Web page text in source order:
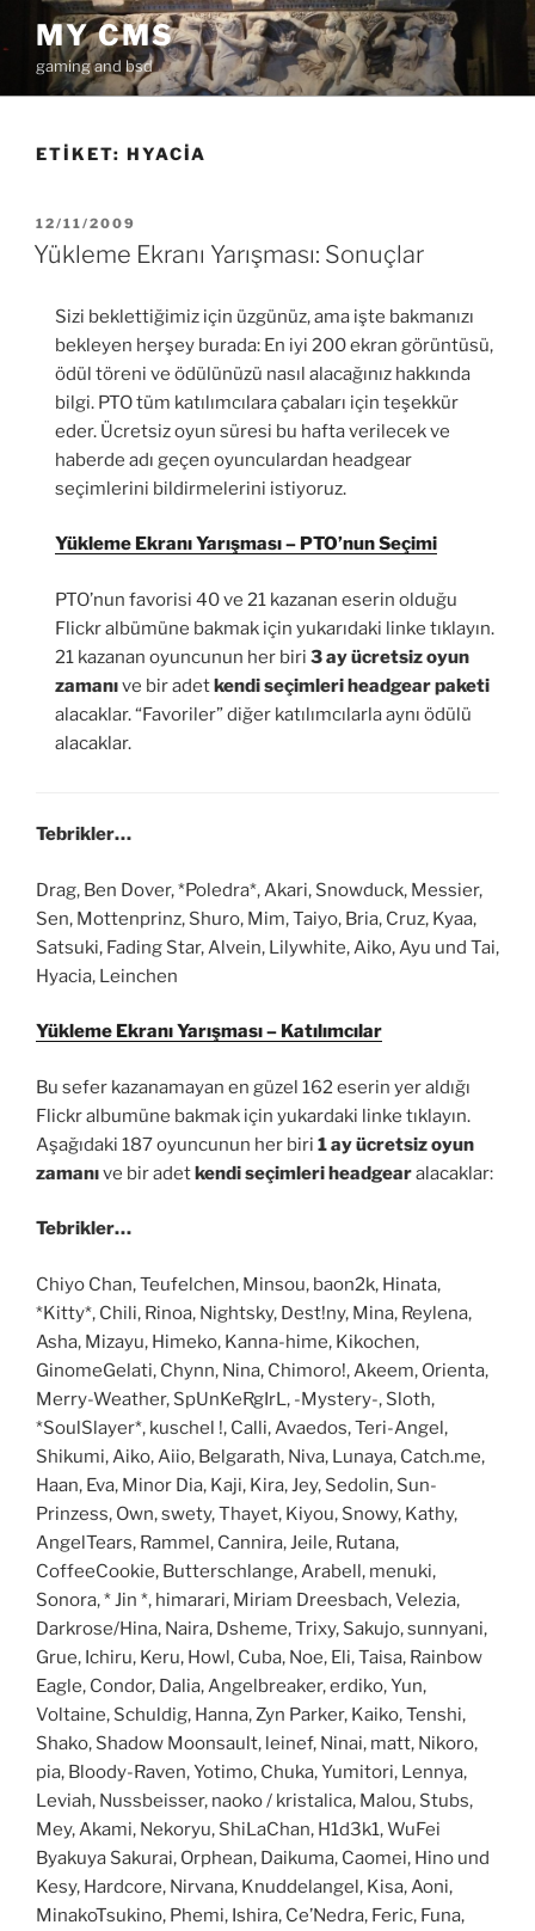
İçeriğe
MY CMS
gaming and bsd
ETIKET: HYACIA
YAYIM
TARIHI
12/11/2009
Yükleme Ekranı Yarışması: Sonuçlar
Sizi beklettiğimiz için üzgünüz, ama işte bakmanızı
bekleyen herşey burada: En iyi 200 ekran görüntüsü,
ödül töreni ve ödülünüzü nasıl alacağınız hakkında
bilgi. PTO tüm katılımcılara çabaları için teşekkür
eder. Ücretsiz oyun süresi bu hafta verilecek ve
haberde adı geçen oyunculardan headgear
seçimlerini bildirmelerini istiyoruz.
Yükleme Ekranı Yarışması – PTO’nun Seçimi
PTO’nun favorisi 40 ve 21 kazanan eserin olduğu
Flickr albümüne bakmak için yukarıdaki linke tıklayın.
21 kazanan oyuncunun her biri 3 ay ücretsiz oyun
zamanıve bir adetkendi seçimleri headgear paketi
alacaklar. “Favoriler” diğer katılımcılarla aynı ödülü
alacaklar.
Tebrikler…
Drag, Ben Dover, *Poledra*, Akari, Snowduck, Messier,
Sen, Mottenprinz, Shuro, Mim, Taiyo, Bria, Cruz, Kyaa,
Satsuki, Fading Star, Alvein, Lilywhite, Aiko, Ayu und Tai,
Hyacia, Leinchen
Yükleme Ekranı Yarışması – Katılımcılar
Bu sefer kazanamayan en güzel 162 eserin yer aldığı
Flickr albumüne bakmak için yukardaki linke tıklayın.
Aşağıdaki 187 oyuncunun her biri 1 ay ücretsiz oyun
zamanıve bir adetkendi seçimleri headgearalacaklar:
Tebrikler…
Chiyo Chan, Teufelchen, Minsou, baon2k, Hinata,
*Kitty*, Chili, Rinoa, Nightsky, Dest!ny, Mina, Reylena,
Asha, Mizayu, Himeko, Kanna-hime, Kikochen,
GinomeGelati, Chynn, Nina, Chimoro!, Akeem, Orienta,
Merry-Weather, SpUnKeRgIrL, -Mystery-, Sloth,
*SoulSlayer*, kuschel !, Calli, Avaedos, Teri-Angel,
Shikumi, Aiko, Aiio, Belgarath, Niva, Lunaya, Catch.me,
Haan, Eva, Minor Dia, Kaji, Kira, Jey, Sedolin, Sun-
Prinzess, Own, swety, Thayet, Kiyou, Snowy, Kathy,
AngelTears, Rammel, Cannira, Jeile, Rutana,
CoffeeCookie, Butterschlange, Arabell, menuki,
Sonora, * Jin *, himarari, Miriam Dreesbach, Velezia,
Darkrose/Hina, Naira, Dsheme, Trixy, Sakujo, sunnyani,
Grue, Ichiru, Keru, Howl, Cuba, Noe, Eli, Taisa, Rainbow
Eagle, Condor, Dalia, Angelbreaker, erdiko, Yun,
Voltaine, Schuldig, Hanna, Zyn Parker, Kaiko, Tenshi,
Shako, Shadow Moonsault, leinef, Ninai, matt, Nikoro,
pia, Bloody-Raven, Yotimo, Chuka, Yumitori, Lennya,
Leviah, Nussbeisser, naoko / kristalica, Malou, Stubs,
Mey, Akami, Nekoryu, ShiLaChan, H1d3k1, WuFei
Byakuya Sakurai, Orphean, Daikuma, Caomei, Hino und
Kesy, Hardcore, Nirvana, Knuddelangel, Kisa, Aoni,
MinakoTsukino, Phemi, Ishira, Ce’Nedra, Feric, Funa,